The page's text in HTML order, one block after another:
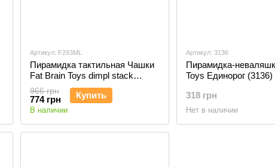
Артикул: F293ML
Пирамидка тактильная Чашки
Fat Brain Toys dimpl stack
(F293ML)
966 грн
774 грн Купить
В наличии
Артикул: 3136
Пирамидка-
Toys Единорог (3136)
318 грн
Нет в наличии